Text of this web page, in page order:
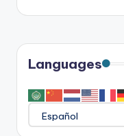
Languages